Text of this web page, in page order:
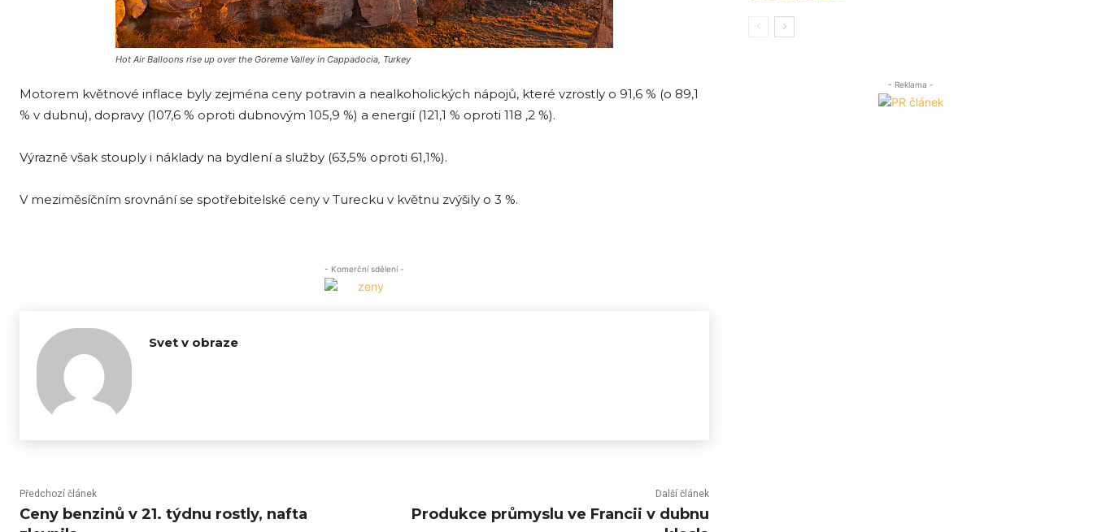
Hot Air Balloons rise up over the Goreme Valley in Cappadocia, Turkey
Motorem květnové inflace byly zejména ceny potravin a nealkoholických nápojů, které vzrostly o 91,6 % (o 89,1
% v dubnu), dopravy (107,6 % oproti dubnovým 105,9 %) a energií (121,1 % oproti 118 ,2 %).
Výrazně však stouply i náklady na bydlení a služby (63,5% oproti 61,1%).
V meziměsíčním srovnání se spotřebitelské ceny v Turecku v květnu zvýšily o 3 %.
- Komerční sdělení -
Svet v obraze
Předchozí článek
Ceny benzinů v 21. týdnu rostly, nafta
Další článek
Produkce průmyslu ve Francii v dubnu
- Reklama -